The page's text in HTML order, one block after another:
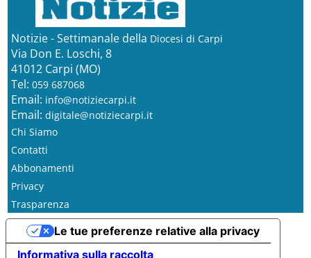
Notizie - Settimanale della Diocesi di Carpi
Via Don E. Loschi, 8
41012 Carpi (MO)
Tel: 059 687068
Email: info@notiziecarpi.it
Email: digitale@notiziecarpi.it
Chi Siamo
Contatti
Abbonamenti
Privacy
Trasparenza
Informativa sulla raccolta
Le tue preferenze relative alla privacy